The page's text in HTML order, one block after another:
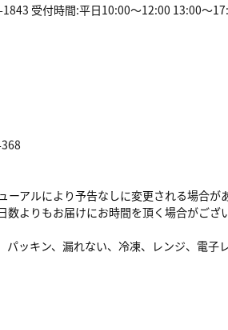
受付時間:平日10:00～12:00 13:00～
アルにより予告なしに変更される場合が
よりもお届けにお時間を頂く場合がござい
ッキン、漏れない、冷凍、レンジ、電子